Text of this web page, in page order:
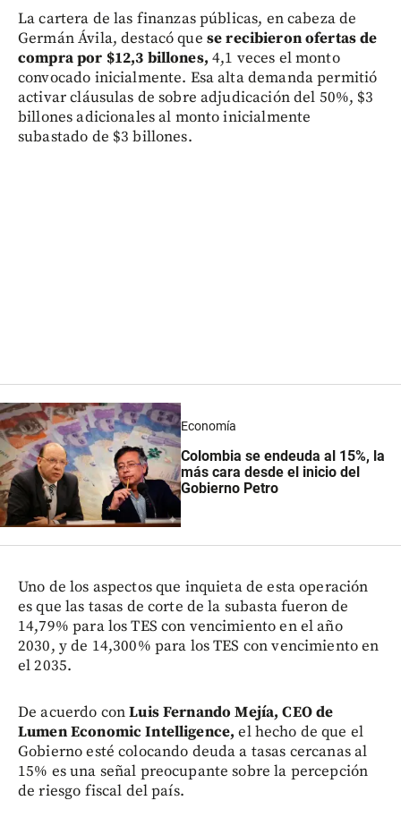
La cartera de las finanzas públicas, en cabeza de
Germán Ávila, destacó que se recibieron ofertas de
compra por $12,3 billones,4,1 veces el monto
convocado inicialmente. Esa alta demanda permitió
activar cláusulas de sobre adjudicación del 50%, $3
billones adicionales al monto inicialmente
subastado de $3 billones.
Economía
Colombia se endeuda al 15%, la
más cara desde el inicio del
Gobierno Petro
Uno de los aspectos que inquieta de esta operación
es que las tasas de corte de la subasta fueron de
14,79% para los TES con vencimiento en el año
2030, y de 14,300% para los TES con vencimiento en
el 2035.
De acuerdo conLuis Fernando Mejía, CEO de
Lumen Economic Intelligence, el hecho de que el
Gobierno esté colocando deuda a tasas cercanas al
15% es una señal preocupante sobre la percepción
de riesgo fiscal del país.